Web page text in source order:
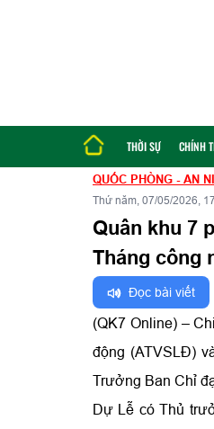
THỜI SỰ CHÍNH
QUỐC PHÒNG - AN
Thứ năm, 07/05/2026,
Quân khu 7
Tháng công
Đọc bài viết
(QK7 Online) –
động (ATVSLĐ)
Trưởng Ban Chỉ
Dự Lễ có Thủ